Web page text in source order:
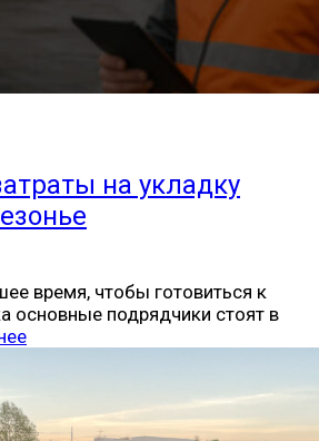
на укладку
время, чтобы готовиться к
основные подрядчики стоят в